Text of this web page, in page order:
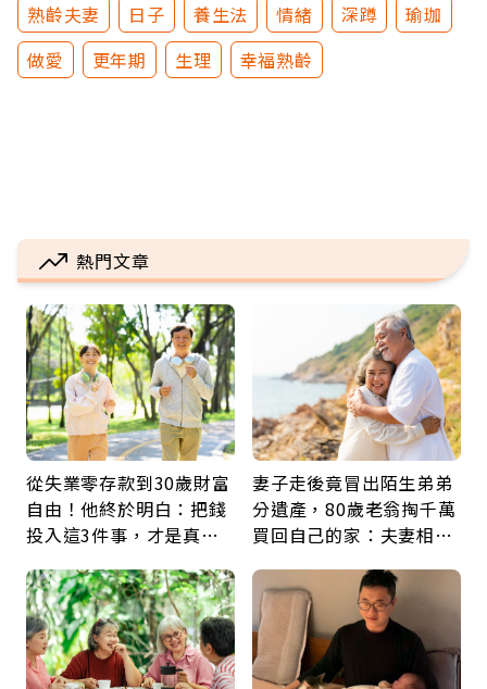
熟齡夫妻
日子 養生法 情緒 深蹲
瑜珈
做愛
更年期 生理 幸福熟齡
熱門文章
從失業零存款到30歲財富
自由！他終於明白：把錢
投入這3件事，才是真正
妻子走後竟冒出陌生弟弟
分遺產，80歲老翁掏千萬
買回自己的家：夫妻相守